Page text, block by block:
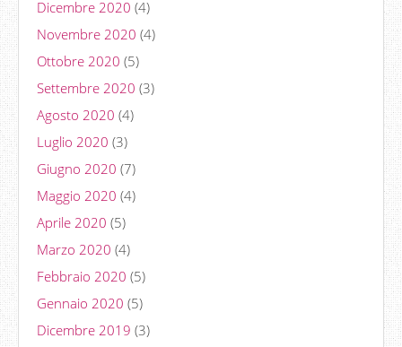
Dicembre 2020 (4)
Novembre 2020 (4)
Ottobre 2020 (5)
Settembre 2020 (3)
Agosto 2020 (4)
Luglio 2020 (3)
Giugno 2020 (7)
Maggio 2020 (4)
Aprile 2020 (5)
Marzo 2020 (4)
Febbraio 2020 (5)
Gennaio 2020 (5)
Dicembre 2019 (3)